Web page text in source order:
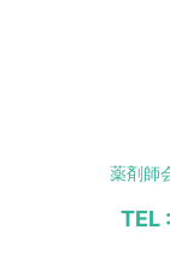
薬剤師
TEL :